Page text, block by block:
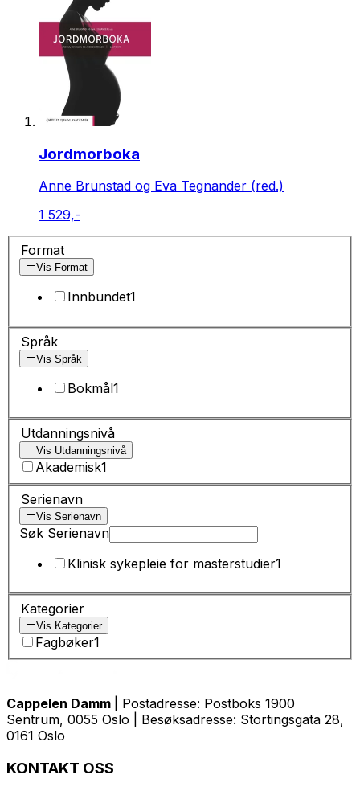
Jordmorboka
Anne Brunstad og Eva Tegnander (red.)
1 529,-
Format
Vis Format
Innbundet1
Språk
Vis Språk
Bokmål1
Utdanningsnivå
Vis Utdanningsnivå
Akademisk1
Serienavn
Vis Serienavn
Søk Serienavn
Klinisk sykepleie for masterstudier1
Kategorier
Vis Kategorier
Fagbøker1
Cappelen Damm
| Postadresse: Postboks 1900
Sentrum, 0055 Oslo | Besøksadresse: Stortingsgata 28,
0161 Oslo
KONTAKT OSS